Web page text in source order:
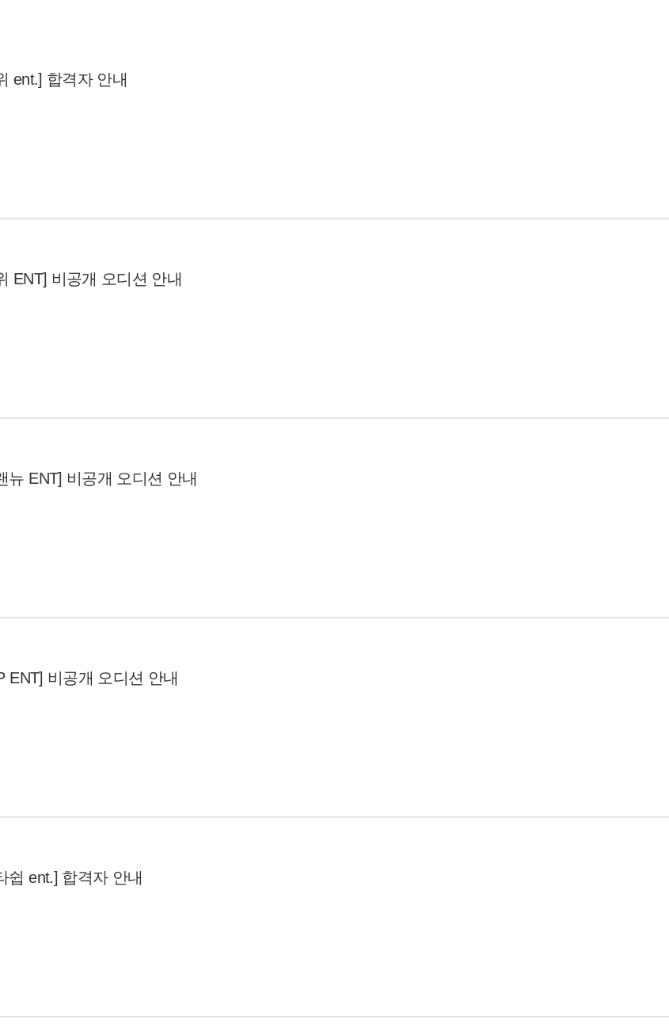
ent.] 합격자 안내
ENT] 비공개 오디션 안내
뉴 ENT] 비공개 오디션 안내
ENT] 비공개 오디션 안내
쉽 ent.] 합격자 안내